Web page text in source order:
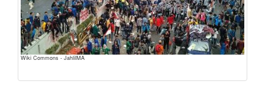
Wiki Commons - JahlilMA